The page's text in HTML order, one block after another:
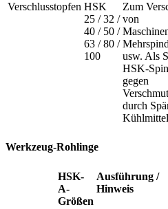
Verschlusstopfen HSK
25 / 32 /
40 / 50 /
63 / 80 /
100
Zum
von
usw. Als
HSK-
gegen
durch
Werkzeug-Rohlinge
HSK-
A-
Größen
Ausführung /
Hinweis